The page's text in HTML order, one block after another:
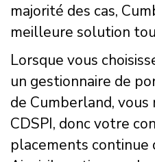
majorité des cas,
meilleure solution
Lorsque vous
un gestionnaire de
de Cumberland,
CDSPI, donc votre
placements continue